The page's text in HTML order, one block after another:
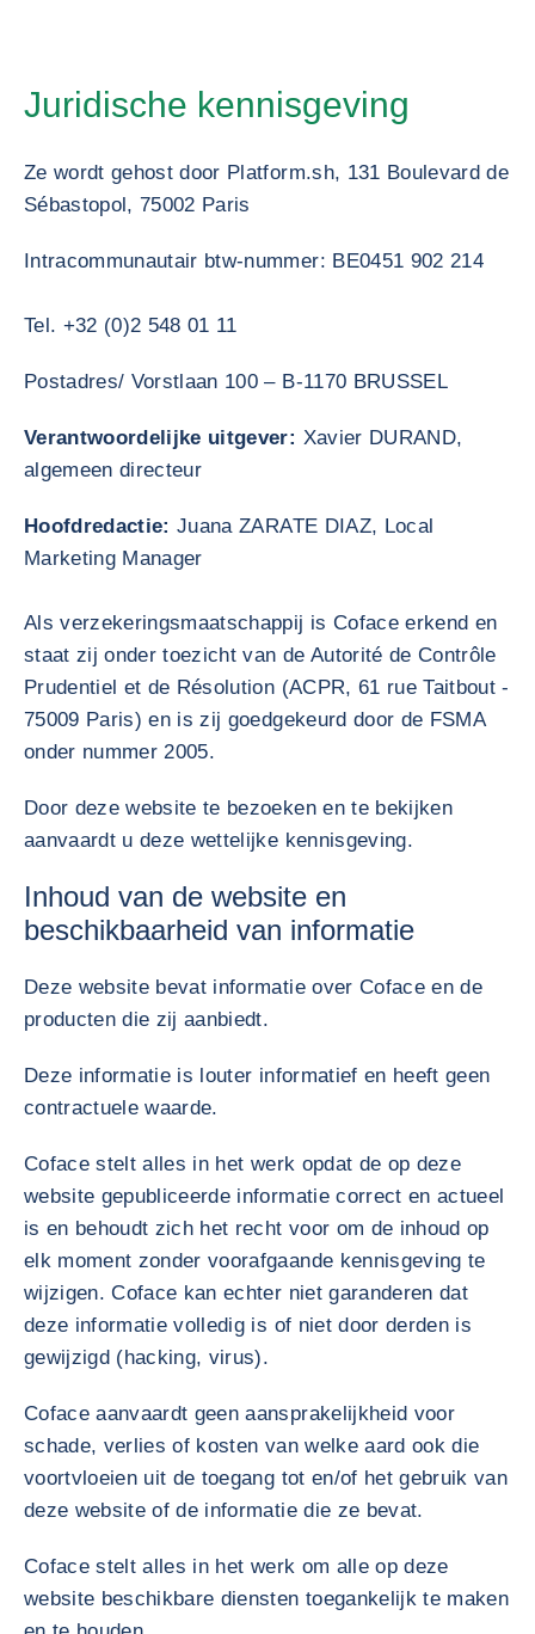
Juridische kennisgeving
Ze wordt gehost door Platform.sh, 131 Boulevard de
Sébastopol, 75002 Paris
Intracommunautair btw-nummer: BE0451 902 214
Tel. +32 (0)2 548 01 11
Postadres/ Vorstlaan 100 – B-1170 BRUSSEL
Verantwoordelijke uitgever: Xavier DURAND,
algemeen directeur
Hoofdredactie:Juana ZARATE DIAZ, Local
Marketing Manager
Als verzekeringsmaatschappij is Coface erkend en
staat zij onder toezicht van de Autorité de Contrôle
Prudentiel et de Résolution (ACPR, 61 rue Taitbout -
75009 Paris) en is zij goedgekeurd door de FSMA
onder nummer 2005.
Door deze website te bezoeken en te bekijken
aanvaardt u deze wettelijke kennisgeving.
Inhoud van de website en
beschikbaarheid van informatie
Deze website bevat informatie over Coface en de
producten die zij aanbiedt.
Deze informatie is louter informatief en heeft geen
contractuele waarde.
Coface stelt alles in het werk opdat de op deze
website gepubliceerde informatie correct en actueel
is en behoudt zich het recht voor om de inhoud op
elk moment zonder voorafgaande kennisgeving te
wijzigen. Coface kan echter niet garanderen dat
deze informatie volledig is of niet door derden is
gewijzigd (hacking, virus).
Coface aanvaardt geen aansprakelijkheid voor
schade, verlies of kosten van welke aard ook die
voortvloeien uit de toegang tot en/of het gebruik van
deze website of de informatie die ze bevat.
Coface stelt alles in het werk om alle op deze
website beschikbare diensten toegankelijk te maken